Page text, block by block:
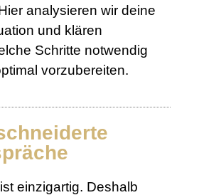
analysieren wir deine
und klären
Schritte notwendig
vorzubereiten.
einzigartig. Deshalb